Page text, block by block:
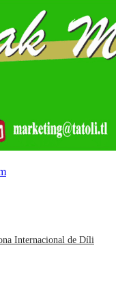
Internacional de Díli